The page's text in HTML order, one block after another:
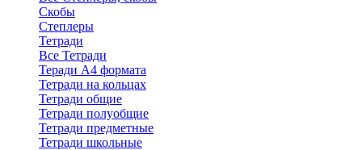
Скобы
Степлеры
Тетради
Все Тетради
Теради А4 формата
Тетради на кольцах
Тетради общие
Тетради полуобщие
Тетради предметные
Тетради школьные